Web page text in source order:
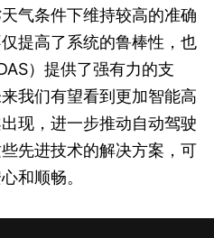
气条件下维持较高的准确
提高了系统的鲁棒性，也
）提供了强有力的支
我们有望看到更加智能高
现，进一步推动自动驾驶
先进技术的解决方案，可
和顺畅。